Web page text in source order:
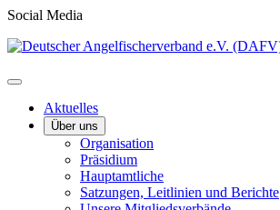
Social Media
Aktuelles
Über uns
Organisation
Präsidium
Hauptamtliche
Satzungen, Leitlinien und Berichte